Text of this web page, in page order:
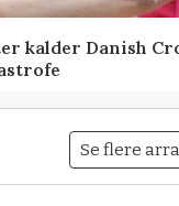
kalder Danish
Se flere